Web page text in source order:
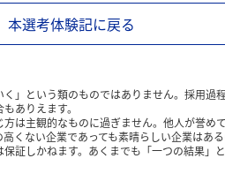
本選考体験記に戻る
」という類のものではありません。採用過
ありえます。
は主観的なものに過ぎません。他人が誉め
くない企業であっても素晴らしい企業はある
証しかねます。あくまでも「一つの結果」